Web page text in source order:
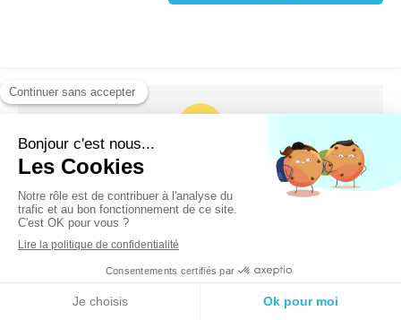
Au sujet de l'hypnose
Qu'est-ce que l'hypnose ?
Pourquoi consulter ?
A qui s'adresse l'hypnose ?